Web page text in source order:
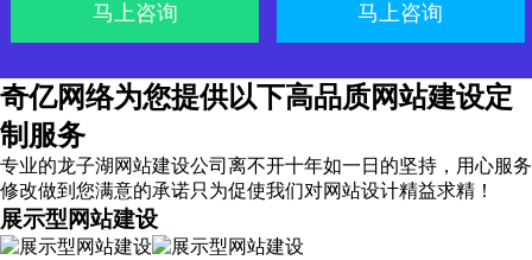
马上咨询 马上咨询
奇亿网络为您提供以下高品质网站建设定
制服务
专业的龙子湖网站建设公司离不开十年如一日的坚持， 用心服务
修改做到您满意的承诺只为促使我们对网站设计精益求精！
展示型网站建设